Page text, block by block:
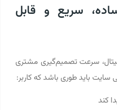
سریع و قابل
سرعت تصمیم‌گیری مشتری
سایت باید طوری باشد که کاربر: